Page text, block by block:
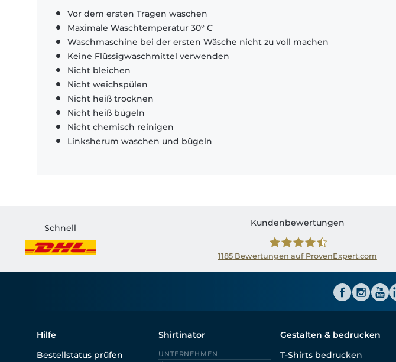
Vor dem ersten Tragen waschen
Maximale Waschtemperatur 30° C
Waschmaschine bei der ersten Wäsche nicht zu voll machen
Keine Flüssigwaschmittel verwenden
Nicht bleichen
Nicht weichspülen
Nicht heiß trocknen
Nicht heiß bügeln
Nicht chemisch reinigen
Linksherum waschen und bügeln
Schnell
Kundenbewertungen
1185Bewertungen auf ProvenExpert.com
Hilfe
Bestellstatus prüfen
Shirtinator
UNTERNEHMEN
Gestalten & bedrucken
T-Shirts bedrucken